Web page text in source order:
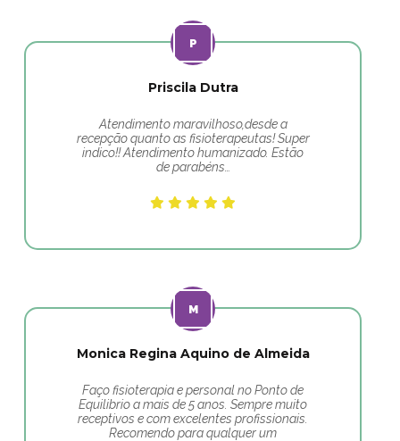
Priscila Dutra
Atendimento maravilhoso,desde a
recepção quanto as fisioterapeutas! Super
indico!! Atendimento humanizado. Estão
de parabéns…
Monica Regina Aquino de Almeida
Faço fisioterapia e personal no Ponto de
Equilibrio a mais de 5 anos. Sempre muito
receptivos e com excelentes profissionais.
Recomendo para qualquer um